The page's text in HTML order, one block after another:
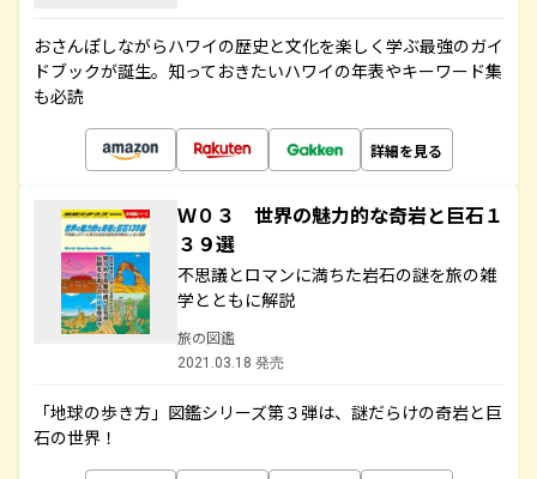
おさんぽしながらハワイの歴史と文化を楽しく学ぶ最強のガイ
ドブックが誕生。知っておきたいハワイの年表やキーワード集
も必読
詳細を見る
Ｗ０３ 世界の魅力的な奇岩と巨石１
３９選
不思議とロマンに満ちた岩石の謎を旅の雑
学とともに解説
旅の図鑑
2021.03.18 発売
「地球の歩き方」図鑑シリーズ第３弾は、謎だらけの奇岩と巨
石の世界！